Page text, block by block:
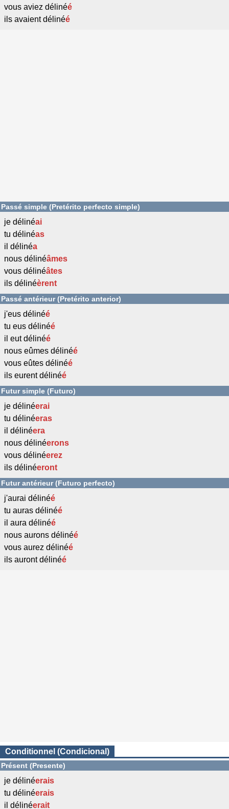
vous aviez délinéé
ils avaient délinéé
Passé simple (Pretérito perfecto simple)
je délinéai
tu délinéas
il délinéa
nous délinéâmes
vous délinéâtes
ils délinéèrent
Passé antérieur (Pretérito anterior)
j'eus délinéé
tu eus délinéé
il eut délinéé
nous eûmes délinéé
vous eûtes délinéé
ils eurent délinéé
Futur simple (Futuro)
je délinéerai
tu délinéeras
il délinéera
nous délinéerons
vous délinéerez
ils délinéeront
Futur antérieur (Futuro perfecto)
j'aurai délinéé
tu auras délinéé
il aura délinéé
nous aurons délinéé
vous aurez délinéé
ils auront délinéé
Conditionnel (Condicional)
Présent (Presente)
je délinéerais
tu délinéerais
il délinéerait